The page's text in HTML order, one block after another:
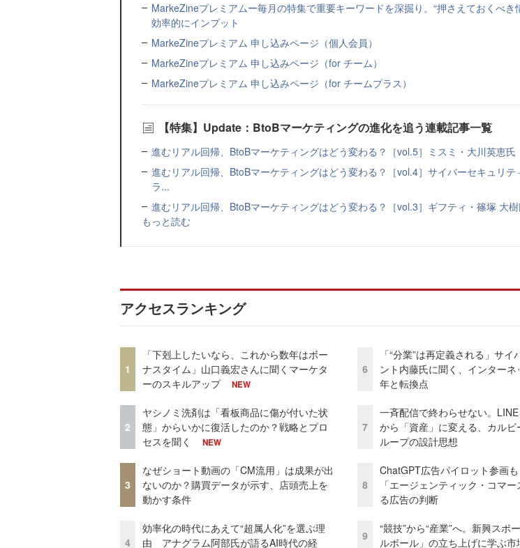
MarkeZineプレミアムー毎月の特集で重要キーワードを深掘り。“押さえておくべき
効率的にインプット
MarkeZineプレミアム 申し込みページ（個人会員）
MarkeZineプレミアム 申し込みページ（for チーム）
MarkeZineプレミアム 申し込みページ（for チームプラス）
【特集】Update：BtoBマーケティングの進化を追う連載記事一覧
進むリアル回帰、BtoBマーケティングはどう変わる？［vol.5］ミスミ・大川英恵氏
進むリアル回帰、BtoBマーケティングはどう変わる？［vol.4］サイバーセキュリテ
ラ...
進むリアル回帰、BtoBマーケティングはどう変わる？［vol.3］ギフティ・篠塚 大
もっと読む
アクセスランキング
1
「下剋上したいなら、これから数年はボー
ナスタイム」山口義宏さんに聞くマーケタ
ーのスキルアップ
NEW
2
ヤシノミ洗剤は「看板商品に傷が付いた状
態」からいかに復活したのか？戦略とプロ
セスを聞く
NEW
3
なぜショート動画の「CM流用」は成果が出
ないのか？購買データが示す、店頭売上を
動かす条件
4
効率化の時代にあえて“超属人化”を選ぶ理
由 アナグラム阿部氏が語るAI時代の経
6
「“分業”は再定義される」サイ
ント内藤氏に聞く、インターネ
年と転換点
7
一斉配信で終わらせない。LINE
から「資産」に変える、カルビ
ループの設計思想
8
ChatGPT広告パイロット参画
「エージェンティック・コマー
る広告の判断
9
“競技”から“産業”へ。新興スポ
ルボール」の立ち上げに学ぶ